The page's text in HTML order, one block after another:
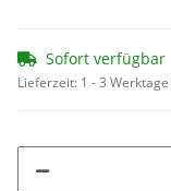
Sofort verfügbar
Lieferzeit: 1 - 3 Werktage